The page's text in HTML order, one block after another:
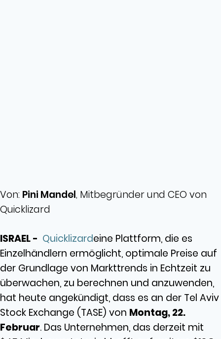
Von: Pini Mandel, Mitbegründer und CEO von
Quicklizard
ISRAEL - Quicklizardeine Plattform, die es
Einzelhändlern ermöglicht, optimale Preise auf
der Grundlage von Markttrends in Echtzeit zu
überwachen, zu berechnen und anzuwenden,
hat heute angekündigt, dass es an der Tel Aviv
Stock Exchange (TASE) von Montag, 22.
Februar. Das Unternehmen, das derzeit mit